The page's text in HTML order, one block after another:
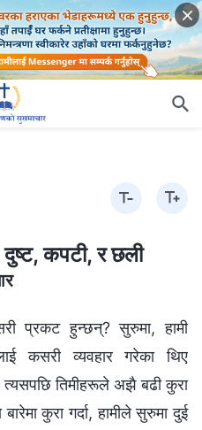
कपटी, र छली
प्रकट हुन्छन्? सुरुमा, हामी
कसरी व्यवहार गरेका थिए
तिमीहरूले अझै बढी कुरा
कुरा गर्दा, हामीले सुरुमा दुई